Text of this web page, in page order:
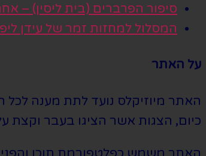
סיפור הפרברים (בית ליסין) –
המסלול למחזות זמר של עידן
על האתר
האתר מיוזיקלס נועד לתת מענה לכל
כיום, הצגות אשר הציגו בעבר וקצת